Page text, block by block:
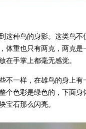
这种鸟的身影。这类鸟不
体重也只有两克，两克是
在手掌上都毫无感觉。
不一样，在雄鸟的身上有
个色彩是绿色的，下面身
宝石那么闪亮。